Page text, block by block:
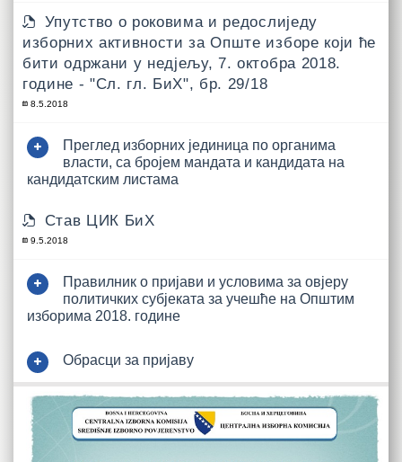
Упутствo о роковима и редослиједу
изборних активности за Опште изборе који ће
бити одржани у недјељу, 7. октобра 2018.
године - "Сл. гл. БиХ", бр. 29/18
8.5.2018
Преглед изборних јединица по органима
власти, са бројем мандата и кандидата на
кандидатским листама
Став ЦИК БиХ
9.5.2018
Правилник о пријави и условима за овјеру
политичких субјеката за учешће на Општим
изборима 2018. године
Обрасци за пријаву